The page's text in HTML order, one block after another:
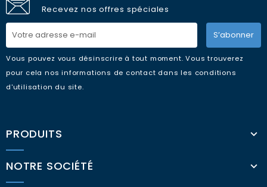
Recevez nos offres spéciales
S’abonner
Vous pouvez vous désinscrire à tout moment. Vous trouverez
pour cela nos informations de contact dans les conditions
d'utilisation du site.
PRODUITS
NOTRE SOCIÉTÉ